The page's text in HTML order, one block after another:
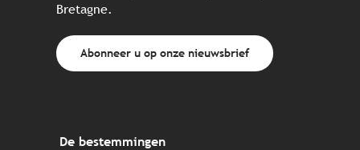
Bretagne.
Abonneer u op onze nieuwsbrief
De bestemmingen